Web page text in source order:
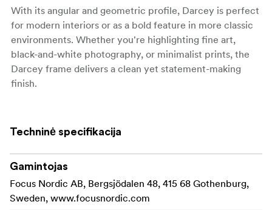
With its angular and geometric profile, Darcey is perfect
for modern interiors or as a bold feature in more classic
environments. Whether you're highlighting fine art,
black-and-white photography, or minimalist prints, the
Darcey frame delivers a clean yet statement-making
finish.
24 × 30 cm, the frame can be used either freestanding or
wall-mounted in both portrait and landscape
orientations.
Techninė specifikacija
Gamintojas
Focus Nordic AB, Bergsjödalen 48, 415 68 Gothenburg,
Sweden, www.focusnordic.com